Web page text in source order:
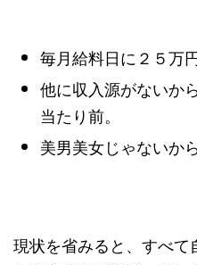
毎月給料日に２５万
他に収入源がないか
当たり前。
美男美女じゃないか
現状を省みると、すべて